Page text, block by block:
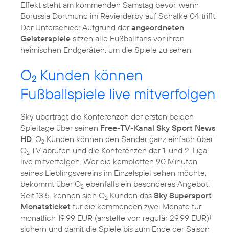
Effekt steht am kommenden Samstag bevor, wenn
Borussia Dortmund im Revierderby auf Schalke 04 trifft.
Der Unterschied: Aufgrund derangeordneten
Geisterspiele sitzen alle Fußballfans vor ihren
heimischen Endgeräten, um die Spiele zu sehen.
O2 Kunden können
Fußballspiele live mitverfolgen
Sky überträgt die Konferenzen der ersten beiden
Spieltage über seinen Free-TV-Kanal Sky Sport News
HD. O2 Kunden können den Sender ganz einfach über
O2 TV abrufen und die Konferenzen der 1. und 2. Liga
live mitverfolgen. Wer die kompletten 90 Minuten
seines Lieblingsvereins im Einzelspiel sehen möchte,
bekommt über O2 ebenfalls ein besonderes Angebot:
Seit 13.5. können sich O2 Kunden das Sky Supersport
Monatsticket für die kommenden zwei Monate für
monatlich 19,99 EUR (anstelle von regulär 29,99 EUR)1
sichern und damit die Spiele bis zum Ende der Saison